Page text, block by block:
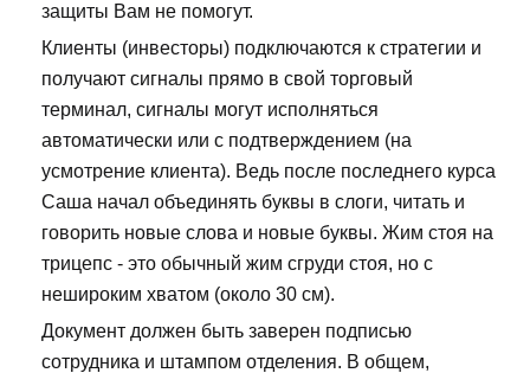
защиты Вам не помогут.
Клиенты (инвесторы) подключаются к стратегии и
получают сигналы прямо в свой торговый
терминал, сигналы могут исполняться
автоматически или с подтверждением (на
усмотрение клиента). Ведь после последнего курса
Саша начал объединять буквы в слоги, читать и
говорить новые слова и новые буквы. Жим стоя на
трицепс - это обычный жим сгруди стоя, но с
нешироким хватом (около 30 см).
Документ должен быть заверен подписью
сотрудника и штампом отделения. В общем,